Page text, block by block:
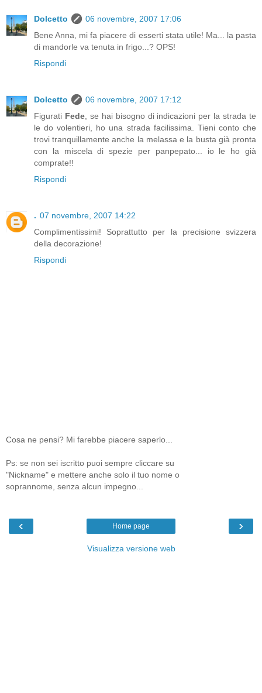
Dolcetto
06 novembre, 2007 17:06
Bene Anna, mi fa piacere di esserti stata utile! Ma... la pasta
di mandorle va tenuta in frigo...? OPS!
Rispondi
Dolcetto
06 novembre, 2007 17:12
Figurati Fede, se hai bisogno di indicazioni per la strada te
le do volentieri, ho una strada facilissima. Tieni conto che
trovi tranquillamente anche la melassa e la busta già pronta
con la miscela di spezie per panpepato... io le ho già
comprate!!
Rispondi
. 07 novembre, 2007 14:22
Complimentissimi! Soprattutto per la precisione svizzera
della decorazione!
Rispondi
Cosa ne pensi? Mi farebbe piacere saperlo...
Ps: se non sei iscritto puoi sempre cliccare su
"Nickname" e mettere anche solo il tuo nome o
soprannome, senza alcun impegno...
‹ ›
Home page
Visualizza versione web